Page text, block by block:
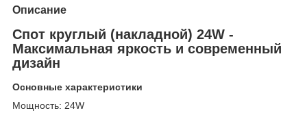
Описание
Спот круглый (накладной) 24W -
Максимальная яркость и современный
дизайн
Основные характеристики
Мощность: 24W